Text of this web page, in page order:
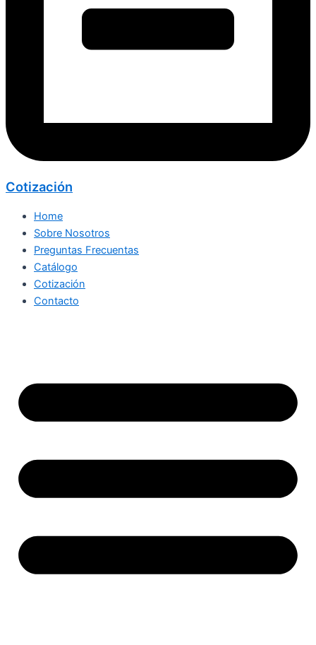
Cotización
Home
Sobre Nosotros
Preguntas Frecuentas
Catálogo
Cotización
Contacto